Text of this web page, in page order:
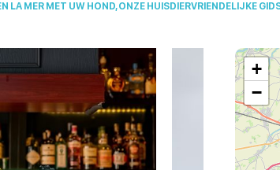
LA MER MET UW HOND, ONZE HUISDIERVRIENDELIJKE
+
−